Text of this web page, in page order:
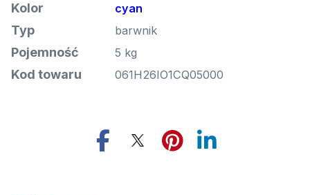
Kolor cyan
Typ barwnik
Pojemność 5 kg
Kod towaru 061H26IO1CQ05000